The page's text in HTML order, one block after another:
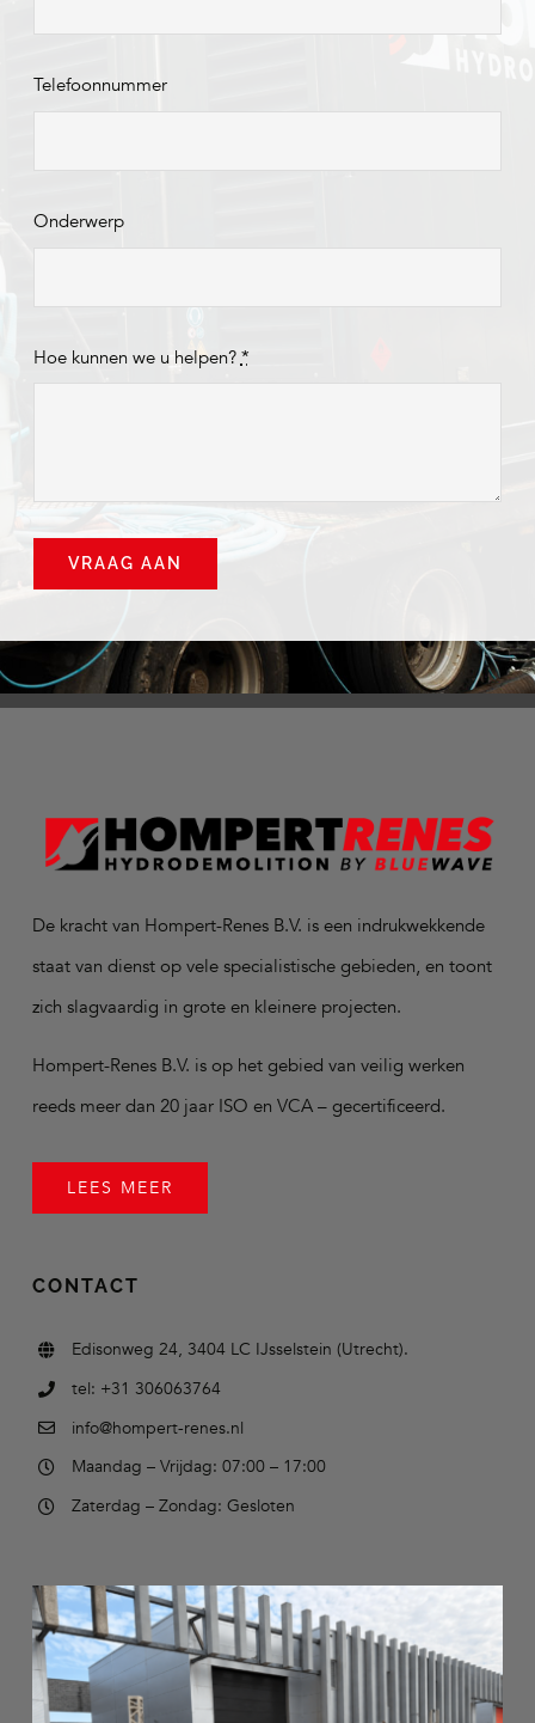
Telefoonnummer
Onderwerp
Hoe kunnen we u helpen? *
VRAAG AAN
De kracht van Hompert-Renes B.V. is een indrukwekkende
staat van dienst op vele specialistische gebieden, en toont
zich slagvaardig in grote en kleinere projecten.
Hompert-Renes B.V. is op het gebied van veilig werken
reeds meer dan 20 jaar ISO en VCA – gecertificeerd.
LEES MEER
CONTACT
Edisonweg 24, 3404 LC IJsselstein (Utrecht).
tel: +31 306063764
info@hompert-renes.nl
Maandag – Vrijdag: 07:00 – 17:00
Zaterdag – Zondag: Gesloten